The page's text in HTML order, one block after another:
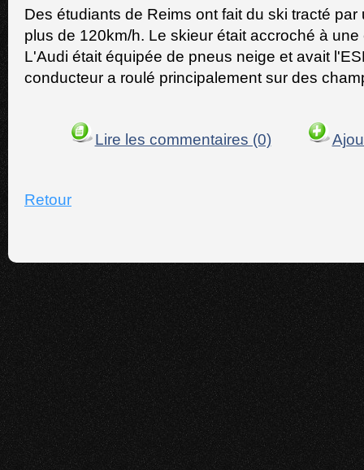
Des étudiants de Reims ont fait du ski tracté
plus de 120km/h. Le skieur était accroché à
L'Audi était équipée de pneus neige et avait
conducteur a roulé principalement sur des
Lire les commentaires (0)
Retour